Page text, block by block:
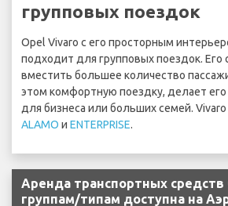
групповых поездок
Opel Vivaro с его просторным
подходит для групповых поездок. Его
вместить большее количество
этом комфортную поездку, делает
для бизнеса или больших семей.
ALAMO и ENTERPRISE.
Аренда транспортных средств
группам/типам доступна на